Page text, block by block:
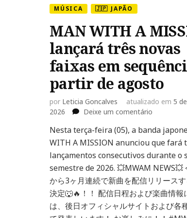
MÚSICA 🇯🇵 JAPÃO
MAN WITH A
lançará três novas
faixas em
partir de agosto
por Leticia Goncalves atualizado em 5
2026
Deixe um comentário
WITH
A
MISSION
três
novas
faixas
em
sequência
Nesta terça-feira (05), a banda
WITH A MISSION anunciou que fará
lançamentos consecutivos durante o
semestre de 2026. 💥MWAM NEWS💥
から3ヶ月連続で新曲を配信リリース
決定🐺🔥！！ 配信日程および楽曲情報
は、後日オフィシャルサイトおよび各